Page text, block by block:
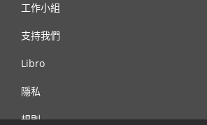
工作小組
支持我們
Libro
隱私
規則